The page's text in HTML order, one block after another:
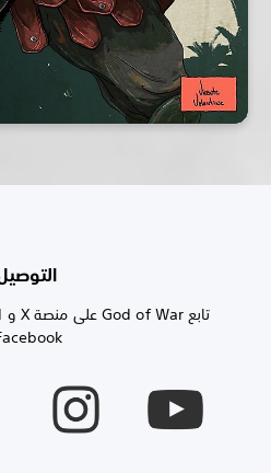
التوصيل
Facebook.